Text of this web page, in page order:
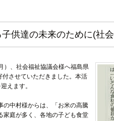
供達の未来のために(社
）、社会福祉協議会様へ福島県
付させていただきました。本活
えます。
の中村様からは、「お米の高騰
家庭が多く、各地の子ども食堂